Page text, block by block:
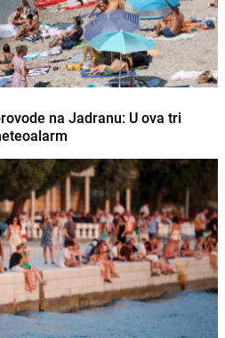
na Jadranu: U ova tri